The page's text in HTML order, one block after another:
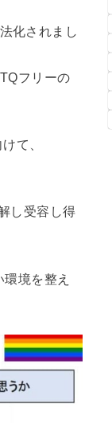
化されまし
フリーの
て、
し受容し得
境を整え